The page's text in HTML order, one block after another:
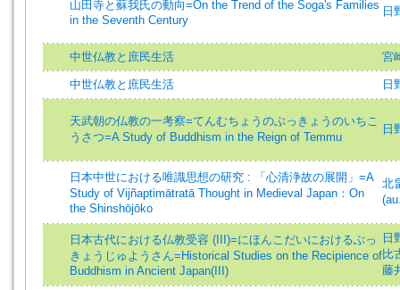
山田寺と蘇我氏の動向=On the Trend of the Soga's Families
in the Seventh Century
日
中世仏教と庶民生活 宮
中世仏教と庶民生活 日
天武朝の仏教の一考察=てんむちょうのぶっきょうのいちこ
うさつ=A Study of Buddhism in the Reign of Temmu
日
日本中世における唯識思想の研究 : 「心清浄故の展開」=A
Study of Vijñaptimātratā Thought in Medieval Japan：On
the Shinshōjōko
北
日本古代における仏教受容 (III)=にほんこだいにおけるぶっ
きょうじゅようさん=Historical Studies on the Recipience of
Buddhism in Ancient Japan(III)
日
比
藤